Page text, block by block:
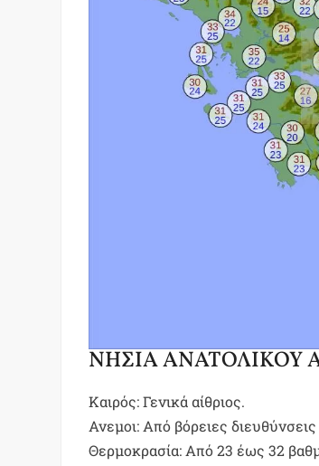
ΝΗΣΙΑ ΑΝΑΤΟΛΙΚΟΥ
Καιρός: Γενικά αίθριος.
Ανεμοι: Από βόρειες
Θερμοκρασία: Από 23 έως 32